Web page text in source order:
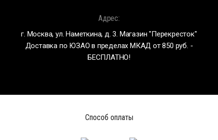
Адрес:
г. Москва, ул. Наметкина, д. 3. Магазин "Перекресток"
Доставка по ЮЗАО в пределах МКАД от 850 руб. -
БЕСПЛАТНО!
Способ оплаты